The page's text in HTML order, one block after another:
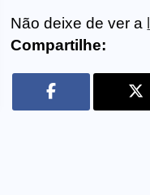
Não deixe de ver a
Compartilhe: